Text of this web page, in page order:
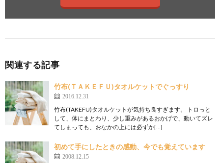
関連する記事
竹布(ＴＡＫＥＦＵ)タオルケットでぐっすり
2016.12.31
竹布(TAKEFU)タオルケットが気持ち良すぎます。 トロっと
して、体にまとわり、少し重みがあるおかげで、動いてズレ
てしまっても、おなかの上には必ずか[…]
初めて手にしたときの感動、今でも覚えています
2008.12.15